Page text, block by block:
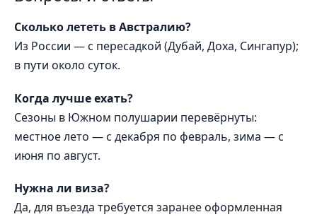
Сколько лететь в Австралию?
Из России — с пересадкой (Дубай, Доха, Сингапур);
в пути около суток.
Когда лучше ехать?
Сезоны в Южном полушарии перевёрнуты:
местное лето — с декабря по февраль, зима — с
июня по август.
Нужна ли виза?
Да, для въезда требуется заранее оформленная